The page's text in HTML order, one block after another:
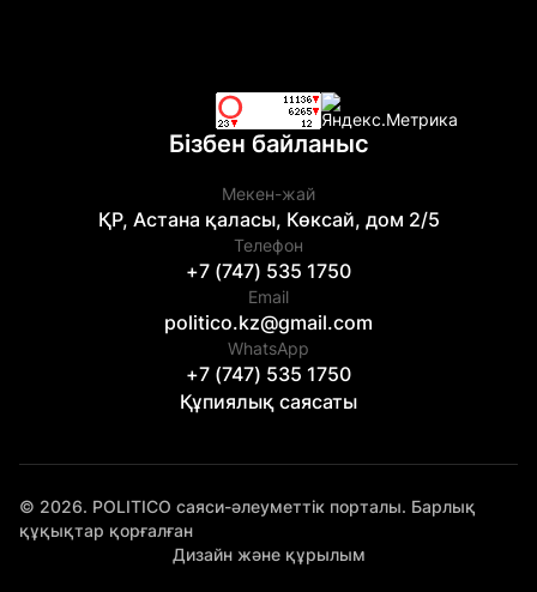
Бізбен байланыс
Мекен-жай
ҚР, Астана қаласы, Көксай, дом 2/5
Телефон
+7 (747) 535 1750
Email
politico.kz@gmail.com
WhatsApp
+7 (747) 535 1750
Құпиялық саясаты
© 2026. POLITICO саяси-әлеуметтік порталы. Барлық
құқықтар қорғалған
Дизайн және құрылым